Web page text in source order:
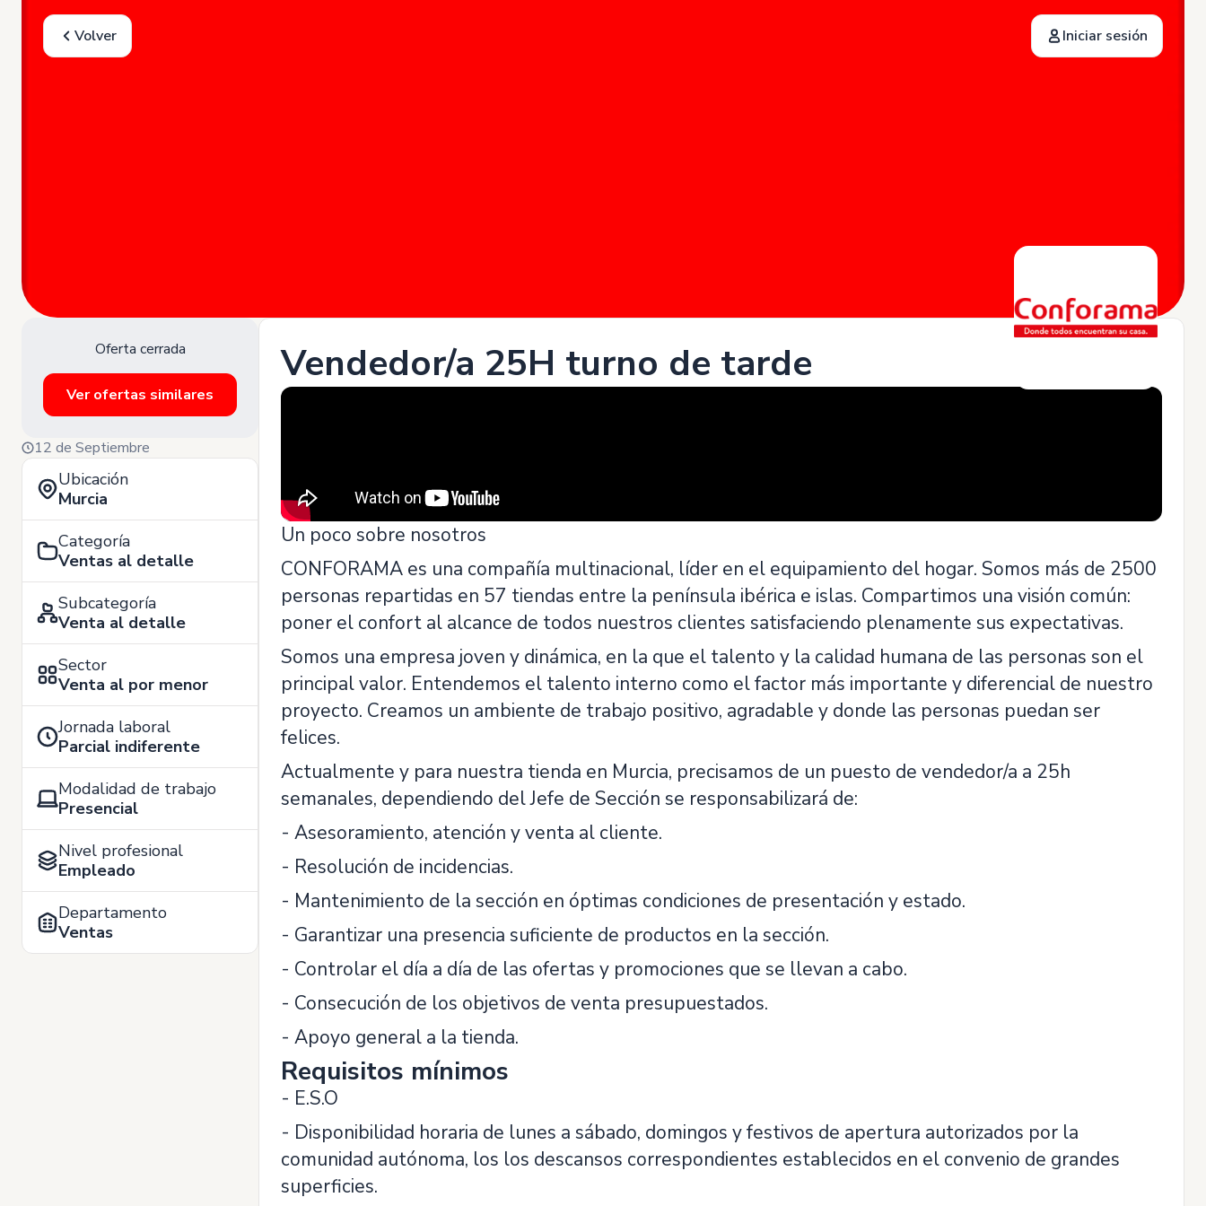
Volver Iniciar sesión
Oferta cerrada
Ver ofertas similares
12 de Septiembre
Ubicación
Murcia
Categoría
Ventas al detalle
Subcategoría
Venta al detalle
Sector
Venta al por menor
Jornada laboral
Parcial indiferente
Modalidad de trabajo
Presencial
Nivel profesional
Empleado
Departamento
Ventas
Vendedor/a 25H turno de tarde
Un poco sobre nosotros
CONFORAMA es una compañía multinacional, líder en el equipamiento del hogar. Somos más de 2500
personas repartidas en 57 tiendas entre la península ibérica e islas. Compartimos una visión común:
poner el confort al alcance de todos nuestros clientes satisfaciendo plenamente sus expectativas.
Somos una empresa joven y dinámica, en la que el talento y la calidad humana de las personas son el
principal valor. Entendemos el talento interno como el factor más importante y diferencial de nuestro
proyecto. Creamos un ambiente de trabajo positivo, agradable y donde las personas puedan ser
felices.
Actualmente y para nuestra tienda en Murcia, precisamos de un puesto de vendedor/a a 25h
semanales, dependiendo del Jefe de Sección se responsabilizará de:
- Asesoramiento, atención y venta al cliente.
- Resolución de incidencias.
- Mantenimiento de la sección en óptimas condiciones de presentación y estado.
- Garantizar una presencia suficiente de productos en la sección.
- Controlar el día a día de las ofertas y promociones que se llevan a cabo.
- Consecución de los objetivos de venta presupuestados.
- Apoyo general a la tienda.
Requisitos mínimos
- E.S.O
- Disponibilidad horaria de lunes a sábado, domingos y festivos de apertura autorizados por la
comunidad autónoma, los los descansos correspondientes establecidos en el convenio de grandes
superficies.